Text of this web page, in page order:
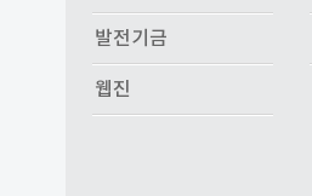
발전기금
웹진